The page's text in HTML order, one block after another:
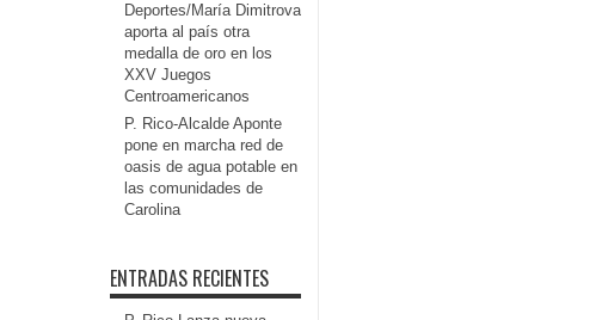
Deportes/María Dimitrova
aporta al país otra
medalla de oro en los
XXV Juegos
Centroamericanos
P. Rico-Alcalde Aponte
pone en marcha red de
oasis de agua potable en
las comunidades de
Carolina
ENTRADAS RECIENTES